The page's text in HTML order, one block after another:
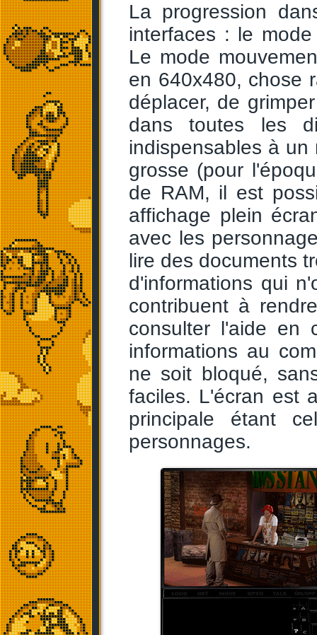
La progression
interfaces : le
Le mode
en 640x480, chose
déplacer, de
dans toutes les
indispensables à
grosse (pour
de RAM, il est
affichage plein
avec les
lire des documents
d'informations qui
contribuent à
consulter l'aide en
informations au
ne soit bloqué,
faciles. L'écran est
principale étant
personnages.